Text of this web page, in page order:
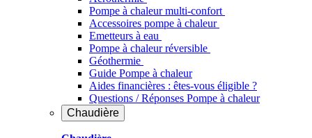
Pompe à chaleur multi-confort
Accessoires pompe à chaleur
Emetteurs à eau
Pompe à chaleur réversible
Géothermie
Guide Pompe à chaleur
Aides financières : êtes-vous éligible ?
Questions / Réponses Pompe à chaleur
Chaudière